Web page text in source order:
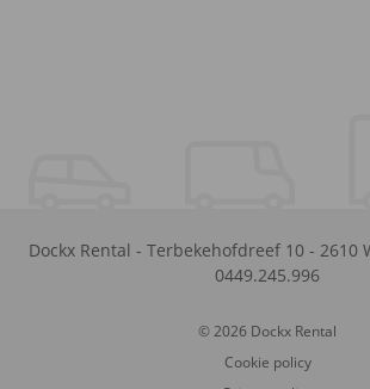
Dockx Rental - Terbekehofdreef 10 - 2610
0449.245.996
© 2026 Dockx Rental
Cookie policy